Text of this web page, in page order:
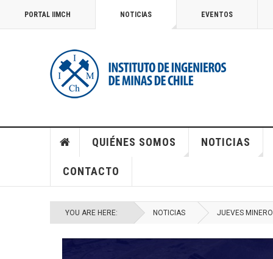
PORTAL IIMCH NOTICIAS EVENTOS
QUIÉNES SOMOS NOTICIAS
CONTACTO
YOU ARE HERE: NOTICIAS JUEVES MINERO